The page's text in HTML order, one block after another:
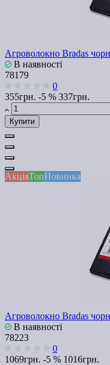
Агроволокно Bradas
В наявності
78179
0
355грн. -5 % 337грн.
Купити
АкціяТопНовинка
Агроволокно Bradas
В наявності
78223
0
1069грн. -5 % 1016грн.